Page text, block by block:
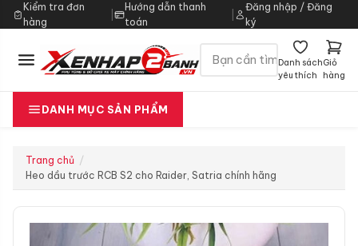
Kiểm tra đơn
hàng
|
Hướng dẫn thanh
toán
Đăng nhập / Đăng
ký
Danh sách
yêu thích
Giỏ
hàng
DANH MỤC SẢN PHẨM
Trang chủ
Heo dầu trước RCB S2 cho Raider, Satria chính hãng